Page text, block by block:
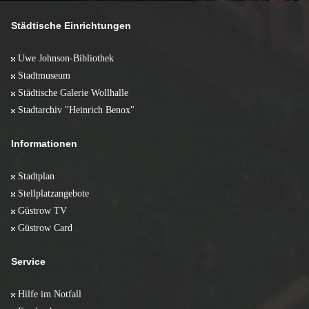
Januar 2011 (2)
Januar 2009 (6)
März 2008 (10)
Städtische Einrichtungen
Uwe Johnson-Bibliothek
Stadtmuseum
Städtische Galerie Wollhalle
Stadtarchiv "Heinrich Benox"
Informationen
Stadtplan
Stellplatzangebote
Güstrow TV
Güstrow Card
Service
Hilfe im Notfall